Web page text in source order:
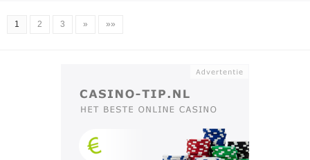
1 2 3 » »»